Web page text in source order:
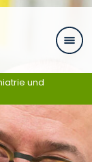
und